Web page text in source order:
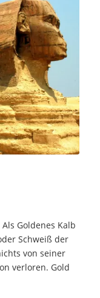
Goldenes Kalb
Schweiß der
von seiner
verloren. Gold